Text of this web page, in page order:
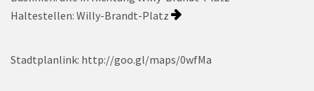
Haltestellen: Willy-Brandt-Platz
Stadtplanlink: http://goo.gl/maps/0wfMa